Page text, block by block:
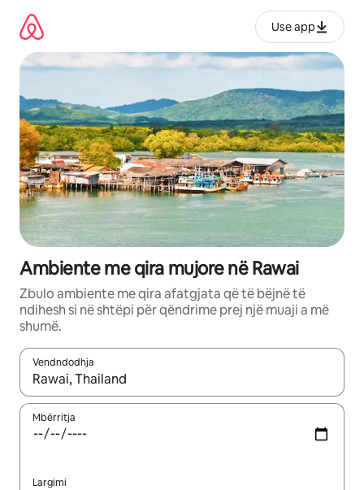
përmbajtja
Use app
Ambiente me qira mujore në Rawai
Zbulo ambiente me qira afatgjata që të bëjnë të
ndihesh si në shtëpi për qëndrime prej një muaji a më
shumë.
Vendndodhja
Kur rezultatet të jenë të disponueshme, lëviz me butonat e
Mbërritja
Largimi